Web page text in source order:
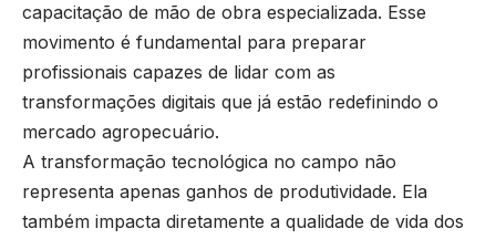
capacitação de mão de obra especializada. Esse
movimento é fundamental para preparar
profissionais capazes de lidar com as
transformações digitais que já estão redefinindo o
mercado agropecuário.
A transformação tecnológica no campo não
representa apenas ganhos de produtividade. Ela
também impacta diretamente a qualidade de vida dos